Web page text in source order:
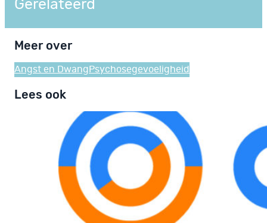
Gerelateerd
Meer over
Angst en Dwang Psychosegevoeligheid
Lees ook